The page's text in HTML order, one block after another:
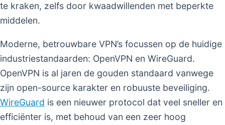
te kraken, zelfs door kwaadwillenden met beperkte
middelen.
Moderne, betrouwbare VPN’s focussen op de huidige
industriestandaarden: OpenVPN en WireGuard.
OpenVPN is al jaren de gouden standaard vanwege
zijn open-source karakter en robuuste beveiliging.
WireGuard is een nieuwer protocol dat veel sneller en
efficiënter is, met behoud van een zeer hoog